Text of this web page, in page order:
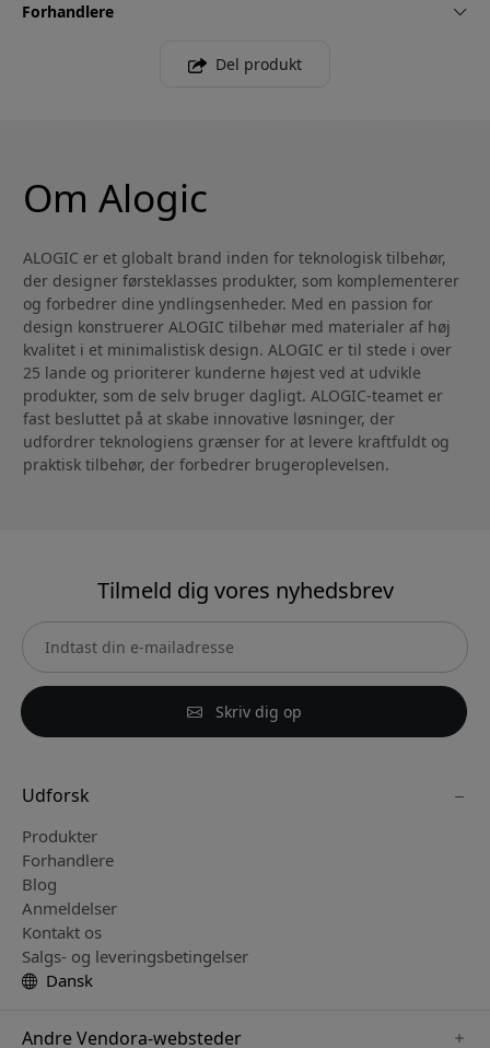
Forhandlere
Del produkt
Om Alogic
ALOGIC er et globalt brand inden for teknologisk tilbehør,
der designer førsteklasses produkter, som komplementerer
og forbedrer dine yndlingsenheder. Med en passion for
design konstruerer ALOGIC tilbehør med materialer af høj
kvalitet i et minimalistisk design. ALOGIC er til stede i over
25 lande og prioriterer kunderne højest ved at udvikle
produkter, som de selv bruger dagligt. ALOGIC-teamet er
fast besluttet på at skabe innovative løsninger, der
udfordrer teknologiens grænser for at levere kraftfuldt og
praktisk tilbehør, der forbedrer brugeroplevelsen.
Tilmeld dig vores nyhedsbrev
Skriv dig op
Udforsk
Produkter
Forhandlere
Blog
Anmeldelser
Kontakt os
Salgs- og leveringsbetingelser
Dansk
Andre Vendora-websteder